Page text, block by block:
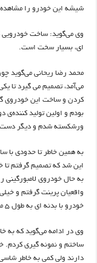
شیشه این خودرو را
ویمی‌گوید: ساخت
ای، بسیار سخت است.
محمد رضا ریحانیمی‌گوید
می‌آمد،تصمیم می گیرد تا
کردن و ساخت این خودروی
بودم و اولینتولید کننده‌ی
ورشکسته شدم و دیگر
به همین خاطر تا حدودی با
این شد که تصمیم گرفتم تا
به حال خودروی لامبورگینی
واقعیان پرینت گرفتم و
خودرو بابدنه ای به طول5
وی در ادامهمی‌گوید کهبه
ساختم ونمونه گیری کردم.
دارند ولی کمیبه خاطر